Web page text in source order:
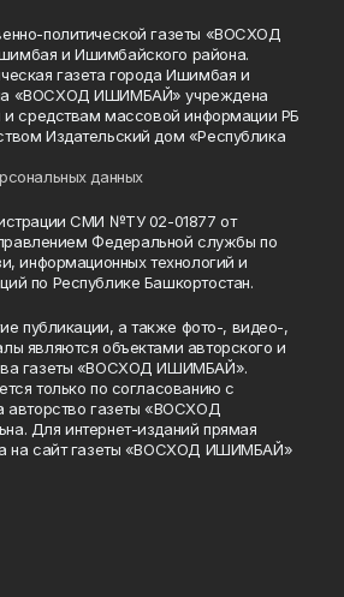
политической газеты «ВОСХОД
и Ишимбайского района.
газета города Ишимбая и
«ВОСХОД ИШИМБАЙ» учреждена
и средствам массовой информации РБ
Издательский дом «Республика
данных
СМИ №ТУ 02-01877 от
Федеральной службы по
информационных технологий и
по Республике Башкортостан.
публикации, а также фото-, видео-,
являются объектами авторского и
газеты «ВОСХОД ИШИМБАЙ».
только по согласованию с
авторство газеты «ВОСХОД
Для интернет-изданий прямая
на сайт газеты «ВОСХОД ИШИМБАЙ»